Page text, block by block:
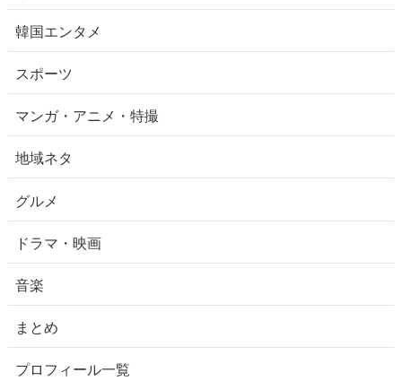
韓国エンタメ
スポーツ
マンガ・アニメ・特撮
地域ネタ
グルメ
ドラマ・映画
音楽
まとめ
プロフィール一覧